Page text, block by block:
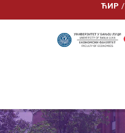
ЋИР /